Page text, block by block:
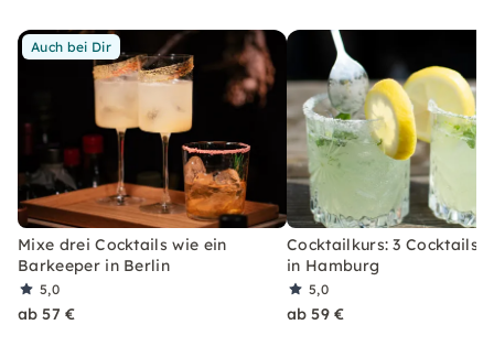
Auch bei Dir
Mixe drei Cocktails wie ein
Barkeeper in Berlin
5,0
ab 57 €
Cocktailkurs: 3 Cocktails
in Hamburg
5,0
ab 59 €